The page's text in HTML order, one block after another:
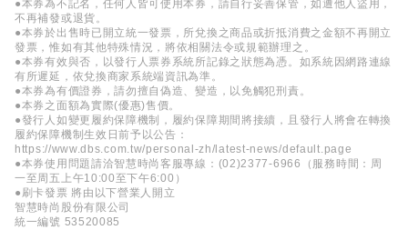
●本券為不記名，任何人皆可使用本券，請自行妥善保管，如遭他人盜用，
不再補發或退貨。
●本券於出售時已開立統一發票，所兌換之商品或折抵消費之金額不再開立
發票，惟如有其他特殊情況，將依相關法令或規範辦理之。
●本券有效與否，以發行人票券系統所記錄之狀態為憑。如系統因網路連線
有所遲延，依兌換商家系統端資訊為準。
●本券為有價證券，請勿擅自偽造、變造，以免觸犯刑責。
●本券之面額為實際(優惠)售價。
●發行人如變更履約保障機制，履約保障期間將接續，且發行人將會在轉換
履約保障機制生效日前予以公告：
https://www.dbs.com.tw/personal-zh/latest-news/default.page
●本券使用問題請洽智慧時尚客服專線：(02)2377-6966（服務時間：周
一至周五上午10:00至下午6:00）
●刷卡發票 將由以下營業人開立
智慧時尚股份有限公司
統一編號 53520085